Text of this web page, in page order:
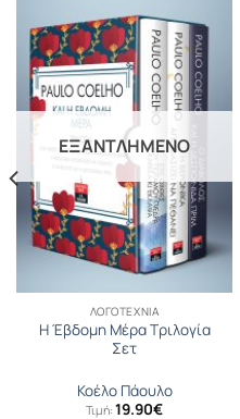
ΕΞΑΝΤΛΗΜΈΝΟ
ΛΟΓΟΤΕΧΝΊΑ
Η Έβδομη Μέρα Τριλογία
Σετ
Κοέλο Πάουλο
Τιμή: 19.90€